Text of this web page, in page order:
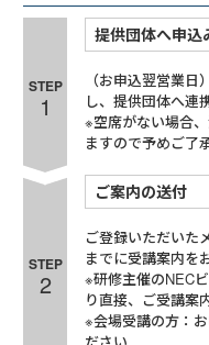
STEP
1
提供団体へ申込
（お申込翌営業
し、提供団体へ連
※空席がない場合
ますので予めご了
STEP
2
ご案内の送付
ご登録いただいた
までに受講案内を
※研修主催のNEC
り直接、ご受講案
※会場受講の方：